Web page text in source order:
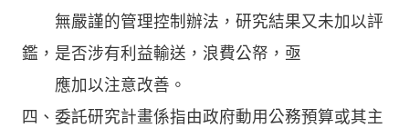
無嚴謹的管理控制辦法，研究結果又未加以評
鑑，是否涉有利益輸送，浪費公帑，亟
應加以注意改善。
四、委託研究計畫係指由政府動用公務預算或其主